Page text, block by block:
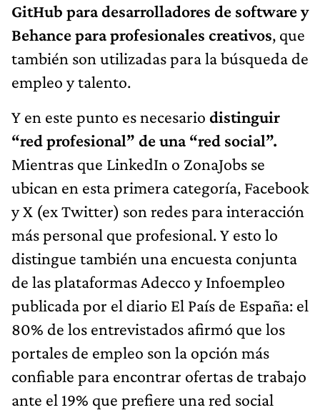
GitHub para desarrolladores de software y
Behance para profesionales creativos, que
también son utilizadas para la búsqueda de
empleo y talento.
Y en este punto es necesario distinguir
“red profesional” de una “red social”.
Mientras que LinkedIn o ZonaJobs se
ubican en esta primera categoría, Facebook
y X (ex Twitter) son redes para interacción
más personal que profesional. Y esto lo
distingue también una encuesta conjunta
de las plataformas Adecco y Infoempleo
publicada por el diario El País de España: el
80% de los entrevistados afirmó que los
portales de empleo son la opción más
confiable para encontrar ofertas de trabajo
ante el 19% que prefiere una red social